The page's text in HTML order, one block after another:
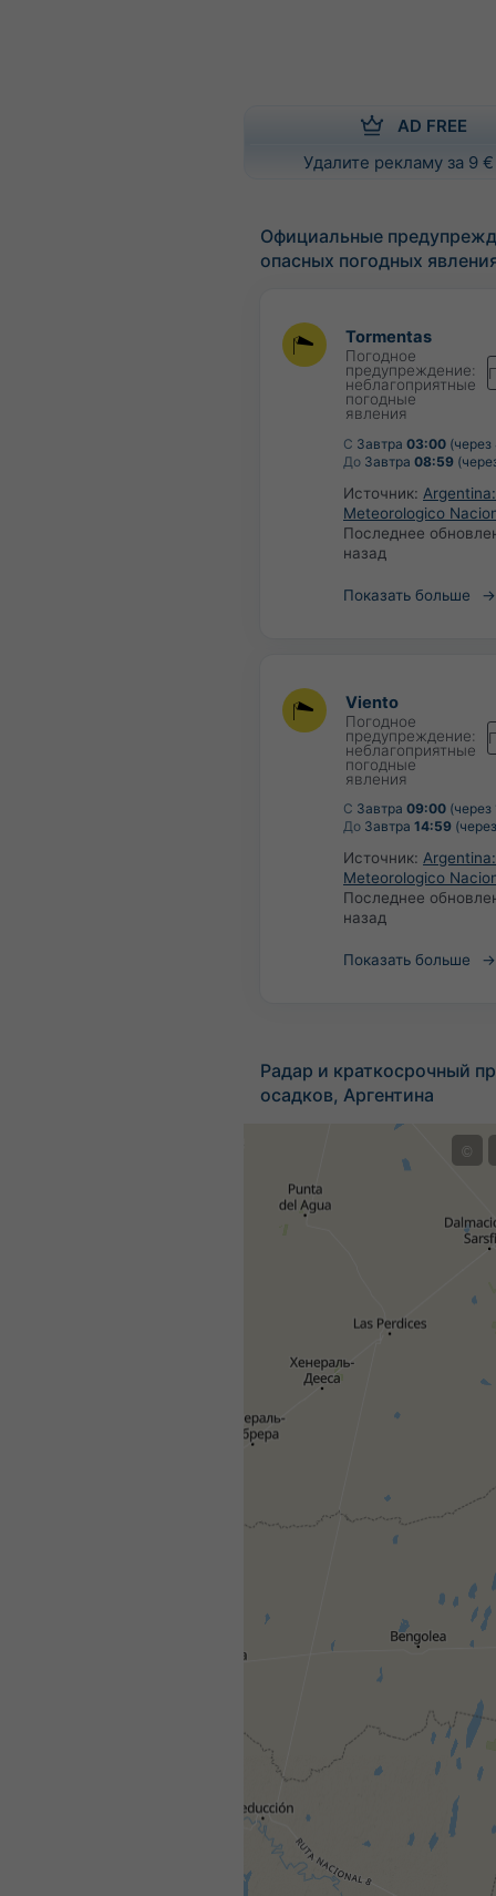
AD FREE
Удалите рекламу за 9 €
Официальные
опасных погодных
Tormentas
Погодное
предупреждение:
неблагоприятные
погодные
явления
С Завтра 03:00
До Завтра 08:59
Источник:
Meteorologico
Последнее
назад
Показать больше
Viento
Погодное
предупреждение:
неблагоприятные
погодные
явления
С Завтра 09:00 (через
До Завтра 14:59
Источник:
Meteorologico
Последнее
назад
Показать больше
Радар и краткосрочный
осадков, Аргентина
©